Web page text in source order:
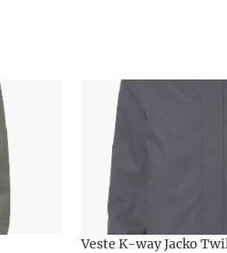
Veste K-way Jacko